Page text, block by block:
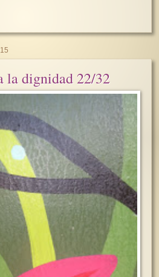
la dignidad 22/32